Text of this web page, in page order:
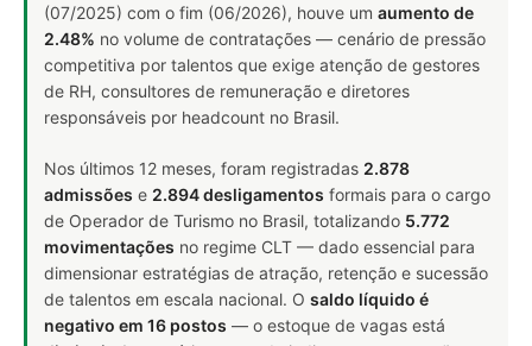
(07/2025) com o fim (06/2026), houve um aumento de
2.48% no volume de contratações — cenário de pressão
competitiva por talentos que exige atenção de gestores
de RH, consultores de remuneração e diretores
responsáveis por headcount no Brasil.
Nos últimos 12 meses, foram registradas 2.878
admissões e 2.894 desligamentos formais para o cargo
de Operador de Turismo no Brasil, totalizando 5.772
movimentações no regime CLT — dado essencial para
dimensionar estratégias de atração, retenção e sucessão
de talentos em escala nacional. O saldo líquido é
negativo em 16 postos — o estoque de vagas está